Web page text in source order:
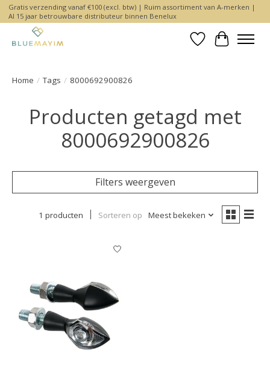
Gratis verzending vanaf €100 (excl. btw) | Ruim assortiment van A-merken |
Al 15 jaar betrouwbare distributeur binnen Benelux
Verlanglijst
Home / Tags / 8000692900826
Producten getagd met
8000692900826
Filters weergeven
1 producten Sorteren op Meest bekeken